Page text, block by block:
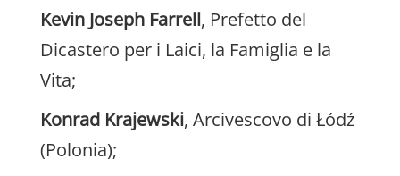
Kevin Joseph Farrell, Prefetto del
Dicastero per i Laici, la Famiglia e la
Vita;
Konrad Krajewski, Arcivescovo di Łódź
(Polonia);